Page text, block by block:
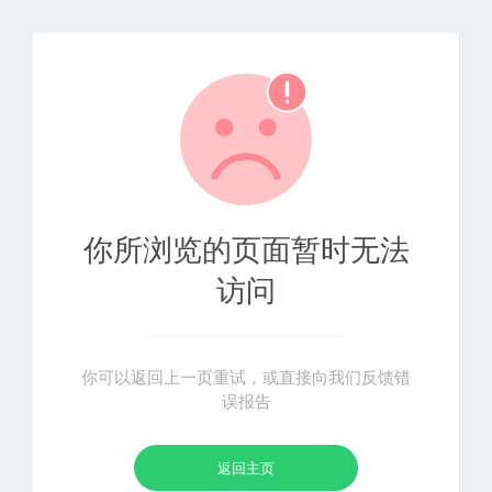
你所浏览的页面暂时无法
访问
你可以返回上一页重试，或直接向我们反馈错
误报告
返回主页